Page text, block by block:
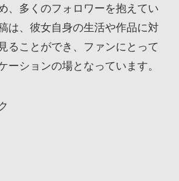
、多くのフォロワーを抱えてい
は、彼女自身の生活や作品に対
ることができ、ファンにとって
ーションの場となっています。